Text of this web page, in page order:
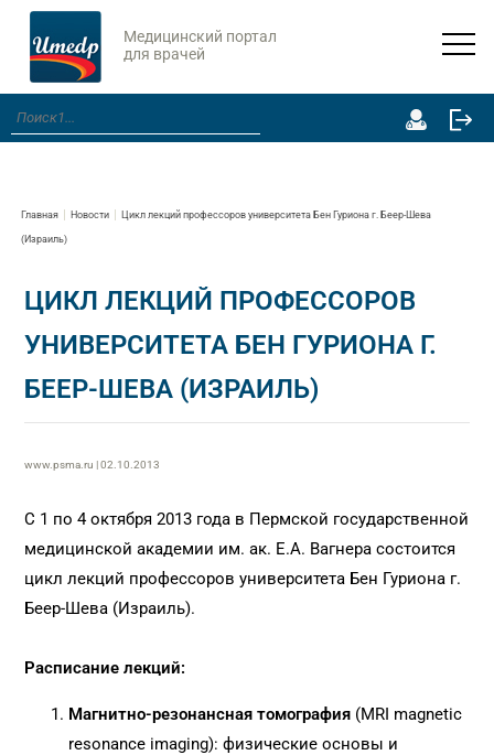
Медицинский портал
для врачей
Главная Новости Цикл лекций профессоров университета Бен Гуриона г. Беер-Шева
(Израиль)
ЦИКЛ ЛЕКЦИЙ ПРОФЕССОРОВ
УНИВЕРСИТЕТА БЕН ГУРИОНА Г.
БЕЕР-ШЕВА (ИЗРАИЛЬ)
www.psma.ru | 02.10.2013
C 1 по 4 октября 2013 года в Пермской государственной
медицинской академии им. ак. Е.А. Вагнера состоится
цикл лекций профессоров университета Бен Гуриона г.
Беер-Шева (Израиль).
Расписание лекций:
Магнитно-резонансная томография (MRI magnetic
resonance imaging): физические основы и